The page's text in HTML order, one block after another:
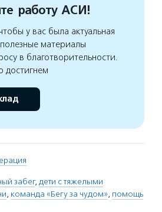
работу АСИ!
у вас была актуальная
материалы
в благотворительности.
достигнем
забег, дети с тяжелыми
, команда «Бегу за чудом», помощь